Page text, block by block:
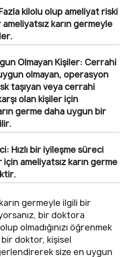
kilolu olup ameliyat riski
ameliyatsız karın germeyle
Olmayan Kişiler: Cerrahi
olmayan, operasyon
taşıyan veya cerrahi
olan kişiler için
germe daha uygun bir
Hızlı bir iyileşme süreci
ameliyatsız karın germe
germeyle ilgili bir
bir doktora
olmadığınızı öğrenmek
doktor, kişisel
size en uygun